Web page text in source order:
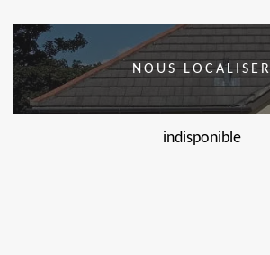
NOUS LOCALISER
indisponible